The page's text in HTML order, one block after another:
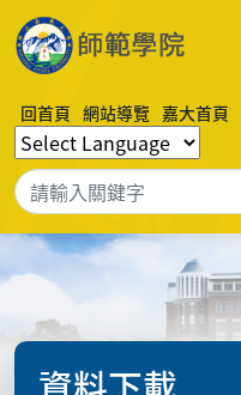
回首頁 網站導覽 嘉大首頁
資料下載